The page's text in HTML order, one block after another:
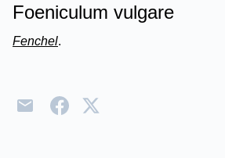
Foeniculum vulgare
Fenchel.